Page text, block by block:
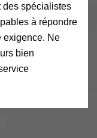
des spécialistes
à répondre
exigence. Ne
bien